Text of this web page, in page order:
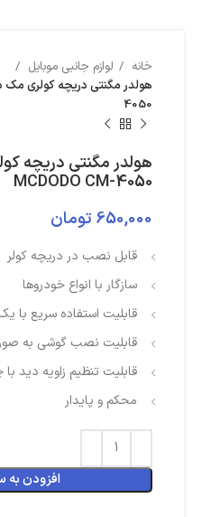
خانه
لوازم جانبی موبایل
4050
هولدر مگنتی دریچه
MCDODO CM-4050
650,000 تومان
قابل نصب در دریچه کولر
سازگار با انواع خودروها
قابلیت استفاده سریع با
قابلیت نصب گوشی به
قابلیت تنظیم زاویه دید با چرخش
محکم و پایدار
افزودن به